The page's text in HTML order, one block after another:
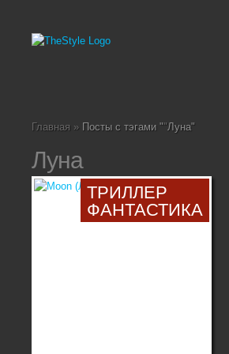
Главная » Посты с тэгами ""Луна"
Луна
ТРИЛЛЕР
ФАНТАСТИКА